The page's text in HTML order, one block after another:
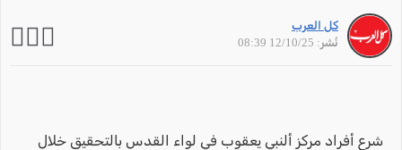
كل العرب
نُشر: 12/10/25 08:39
شرع أفراد مركز ألنبي يعقوب في لواء القدس بالتحقيق خلال